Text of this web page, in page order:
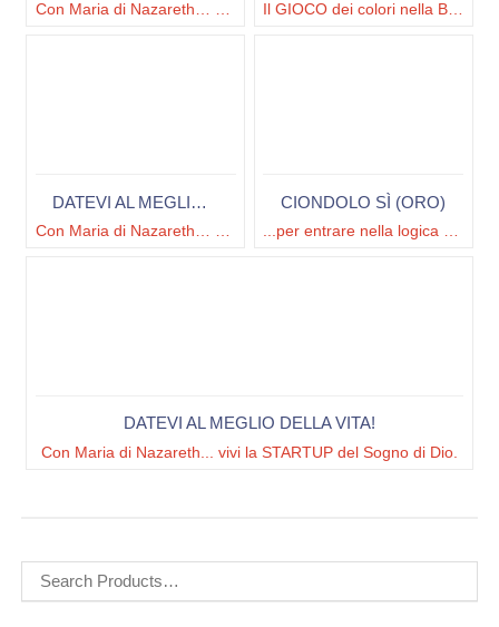
DATEVI AL MEGLIO DELLA VITA! CIONDOLO SÌ (ORO)
DATEVI AL MEGLIO DELLA VITA!
Con Maria di Nazareth... vivi la STARTUP del Sogno di Dio.